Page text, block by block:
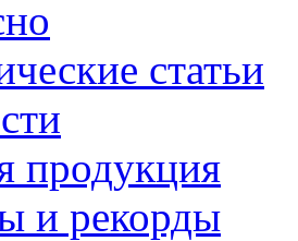
статьи
продукция
и рекорды